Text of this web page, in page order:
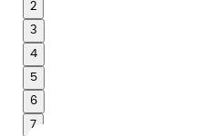
2
3
4
5
6
7